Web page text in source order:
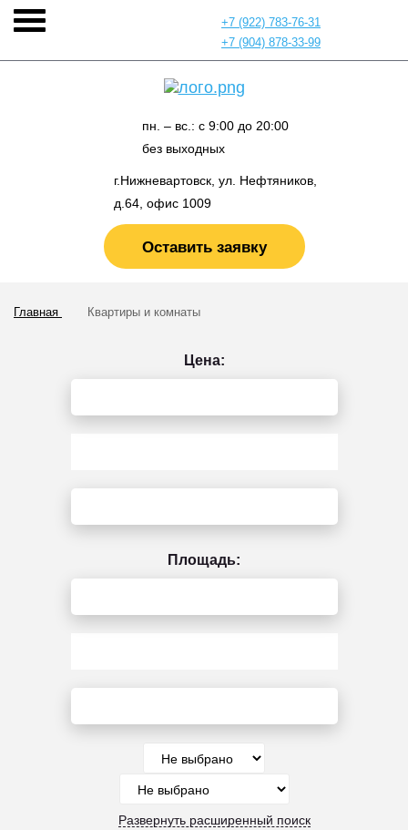
+7 (922) 783-76-31
+7 (904) 878-33-99
пн. – вс.: с 9:00 до 20:00
без выходных
г.Нижневартовск, ул. Нефтяников,
д.64, офис 1009
Оставить заявку
Главная Квартиры и комнаты
Цена:
Площадь:
Развернуть расширенный поиск